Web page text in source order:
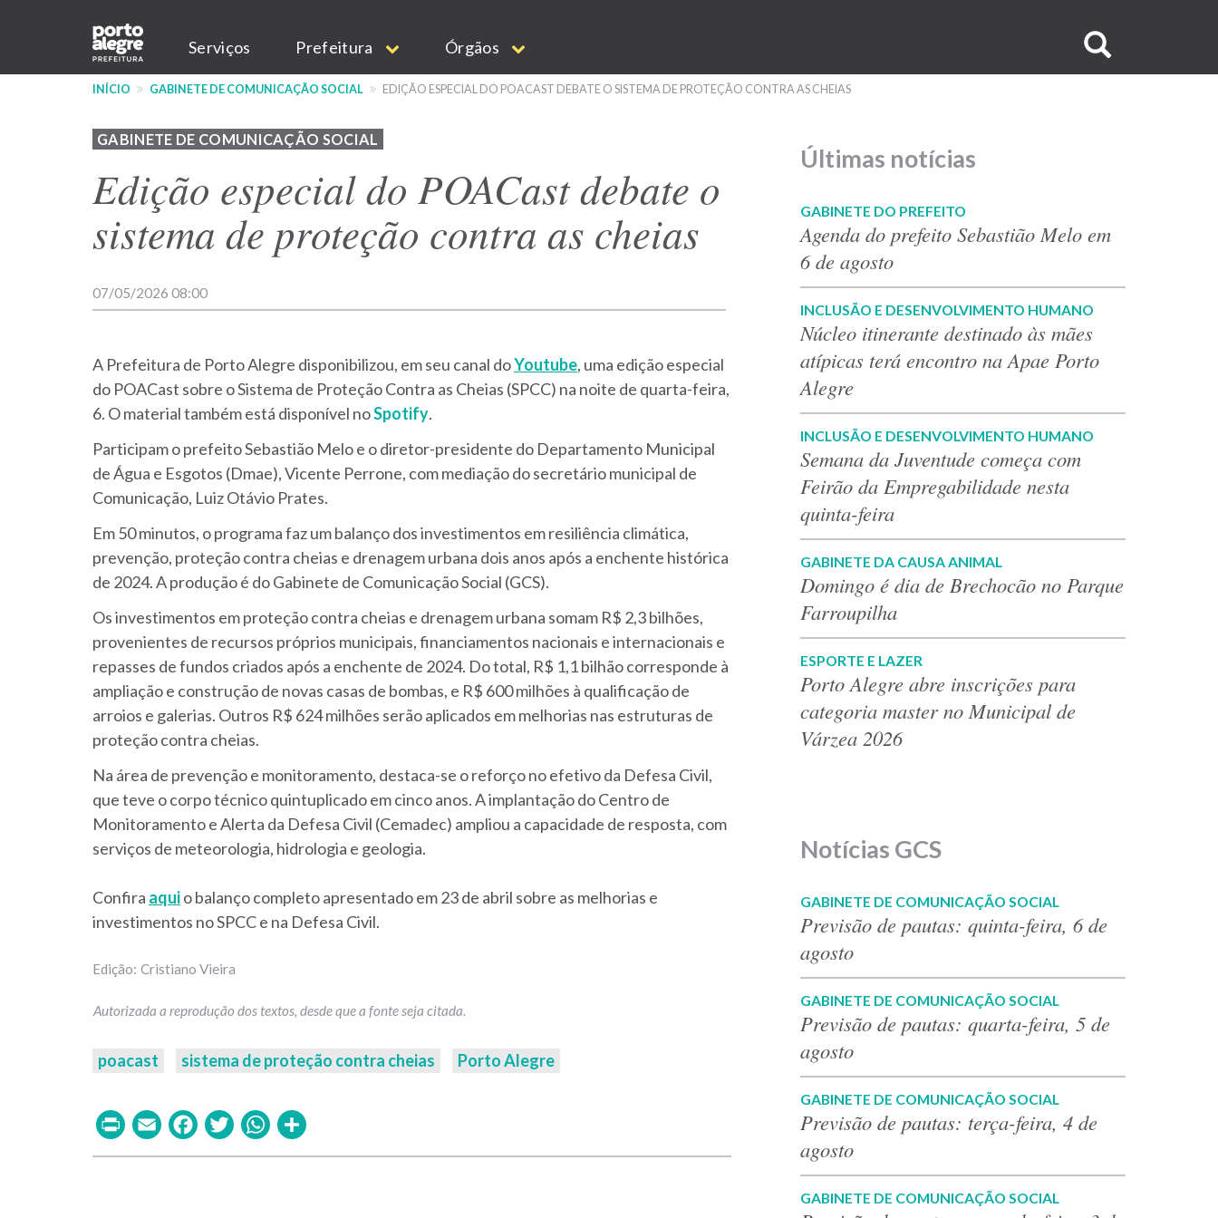
conteúdo
Main
navigation
Serviços Prefeitura Órgãos
no
INÍCIO GABINETE DE COMUNICAÇÃO SOCIAL EDIÇÃO ESPECIAL DO POACAST DEBATE O SISTEMA DE PROTEÇÃO CONTRA AS CHEIAS
GABINETE DE COMUNICAÇÃO SOCIAL
Edição especial do POACast debate o
sistema de proteção contra as cheias
07/05/2026 08:00
A Prefeitura de Porto Alegre disponibilizou, em seu canal doYoutube, uma edição especial
do POACast sobre o Sistema de Proteção Contra as Cheias (SPCC) na noite de quarta-feira,
6. O material também está disponível noSpotify.
Participam o prefeito Sebastião Melo e o diretor-presidente do Departamento Municipal
de Água e Esgotos (Dmae), Vicente Perrone, com mediação do secretário municipal de
Comunicação, Luiz Otávio Prates.
Em 50 minutos, o programa faz um balanço dos investimentos em resiliência climática,
prevenção, proteção contra cheias e drenagem urbana dois anos após a enchente histórica
de 2024. A produção é do Gabinete de Comunicação Social (GCS).
Os investimentos em proteção contra cheias e drenagem urbana somam R$ 2,3 bilhões,
provenientes de recursos próprios municipais, financiamentos nacionais e internacionais e
repasses de fundos criados após a enchente de 2024. Do total, R$ 1,1 bilhão corresponde à
ampliação e construção de novas casas de bombas, e R$ 600 milhões à qualificação de
arroios e galerias. Outros R$ 624 milhões serão aplicados em melhorias nas estruturas de
proteção contra cheias.
Na área de prevenção e monitoramento, destaca-se o reforço no efetivo da Defesa Civil,
que teve o corpo técnico quintuplicado em cinco anos. A implantação do Centro de
Monitoramento e Alerta da Defesa Civil (Cemadec) ampliou a capacidade de resposta, com
serviços de meteorologia, hidrologia e geologia.
Confira aquio balanço completo apresentado em 23 de abril sobre as melhorias e
investimentos no SPCC e na Defesa Civil.
Cristiano Vieira
poacast sistema de proteção contra cheias Porto Alegre
PrintEmailFacebook
TwitterWhatsApp
Últimas notícias
GABINETE DO PREFEITO
Agenda do prefeito Sebastião Melo em
6 de agosto
INCLUSÃO E DESENVOLVIMENTO HUMANO
Núcleo itinerante destinado às mães
atípicas terá encontro na Apae Porto
Alegre
INCLUSÃO E DESENVOLVIMENTO HUMANO
Semana da Juventude começa com
Feirão da Empregabilidade nesta
quinta-feira
GABINETE DA CAUSA ANIMAL
Domingo é dia de Brechocão no Parque
Farroupilha
ESPORTE E LAZER
Porto Alegre abre inscrições para
categoria master no Municipal de
Várzea 2026
Notícias GCS
GABINETE DE COMUNICAÇÃO SOCIAL
Previsão de pautas: quinta-feira, 6 de
agosto
GABINETE DE COMUNICAÇÃO SOCIAL
Previsão de pautas: quarta-feira, 5 de
agosto
GABINETE DE COMUNICAÇÃO SOCIAL
Previsão de pautas: terça-feira, 4 de
agosto
GABINETE DE COMUNICAÇÃO SOCIAL